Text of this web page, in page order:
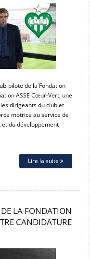
pilote de la Fondation
ASSE Cœur-Vert, une
dirigeants du club et
motrice au service de
et du développement
Lire la suite
LA FONDATION
CANDIDATURE